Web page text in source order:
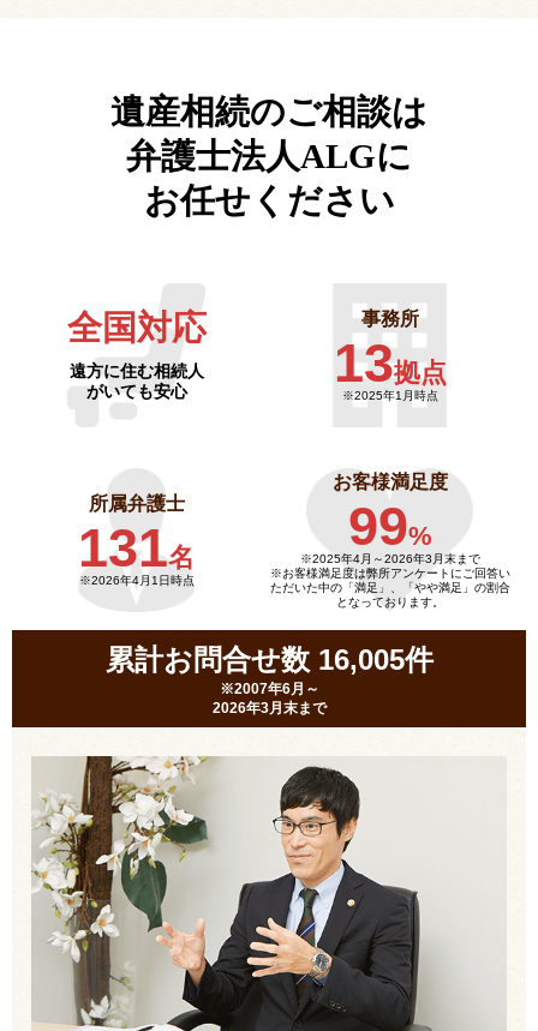
遺産相続のご相談は
弁護士法人ALGに
お任せください
全国対応
遠方に住む相続人
がいても安心
事務所
13拠点
※2025年1月時点
所属弁護士
131名
※2026年4月1日時点
お客様満足度
99%
※2025年4月～2026年3月末まで
※お客様満足度は弊所アンケートにご回答い
ただいた中の「満足」、「やや満足」の割合
となっております。
累計お問合せ数 16,005件
※2007年6月～
2026年3月末まで